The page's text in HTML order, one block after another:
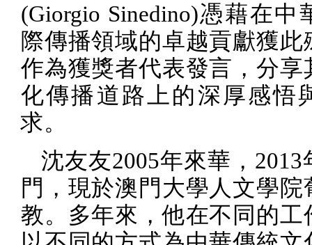
(Giorgio Sinedino)憑藉在中
際傳播領域的卓越貢獻獲此
作為獲獎者代表發言，分享
化傳播道路上的深厚感悟
求。
沈友友2005年來華， 2013
門，現於澳門大學人文學院
教。多年來，他在不同的工